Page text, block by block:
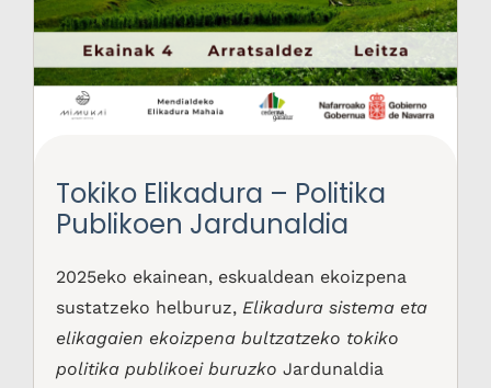
Tokiko Elikadura – Politika
Publikoen Jardunaldia
2025eko ekainean, eskualdean ekoizpena
sustatzeko helburuz, Elikadura sistema eta
elikagaien ekoizpena bultzatzeko tokiko
politika publikoei buruzko Jardunaldia